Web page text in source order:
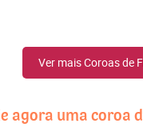
Ver mais Coroas de
agora uma coroa